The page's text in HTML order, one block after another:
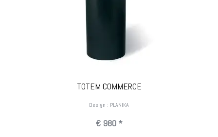
TOTEM COMMERCE
Design : PLANIKA
€ 980 *